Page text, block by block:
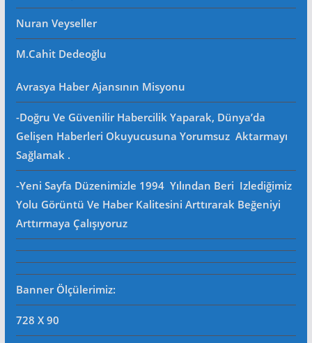
Nuran Veyseller
M.Cahit Dedeoğlu
Avrasya Haber Ajansının Misyonu
-Doğru Ve Güvenilir Habercilik Yaparak, Dünya’da
Gelişen Haberleri Okuyucusuna Yorumsuz Aktarmayı
Sağlamak .
-Yeni Sayfa Düzenimizle 1994 Yılından Beri Izlediğimiz
Yolu Görüntü Ve Haber Kalitesini Arttırarak Beğeniyi
Arttırmaya Çalışıyoruz
Banner Ölçülerimiz:
728 X 90